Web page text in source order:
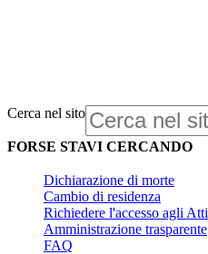
Cerca nel sito
FORSE STAVI CERCANDO
Dichiarazione di morte
Cambio di residenza
Richiedere l'accesso agli Atti
Amministrazione trasparente
FAQ